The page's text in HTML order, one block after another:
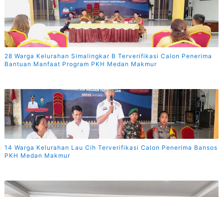
28 Warga Kelurahan Simalingkar B Terverifikasi Calon Penerima
Bantuan Manfaat Program PKH Medan Makmur
14 Warga Kelurahan Lau Cih Terverifikasi Calon Penerima Bansos
PKH Medan Makmur